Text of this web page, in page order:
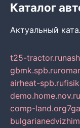
Каталог
Актуальный
t25-tractor.ru
gbmk.spb.ru
airheat-spb.ru
demo.home.nov.ru
comp-land.org